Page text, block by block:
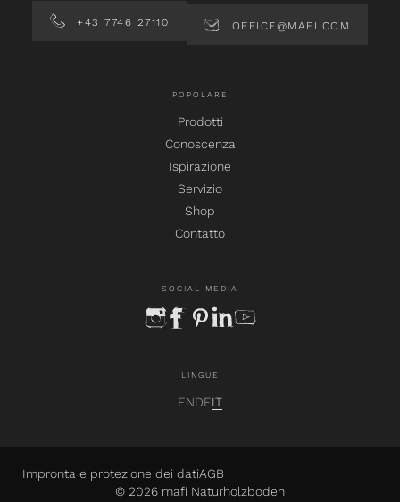
+43 7746 27110 OFFICE@MAFI.COM
POPOLARE
Prodotti
Conoscenza
Ispirazione
Servizio
Shop
Contatto
SOCIAL MEDIA
instagram
facebook
pinterest
linkedinyoutube
LINGUE
ENDEIT
Impronta e protezione dei datiAGB
© 2026 mafi Naturholzboden